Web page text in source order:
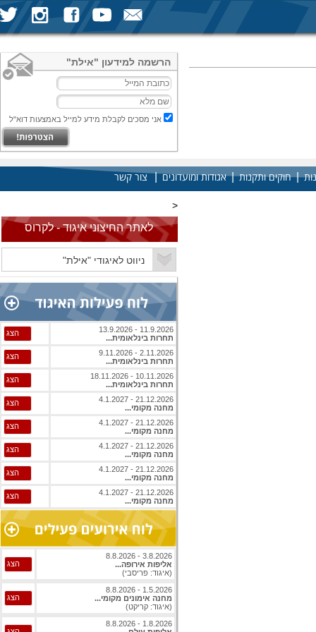
הרשמה למידעון "אילת"
אני מסכים לקבלת מידע למייל באמצעות דוא"ל
|חוקים ותקנות|אגודות ומועדונים| צור קשר
<
לאתר החיצוני איגוד - לקרוס
11.9.2026 - 13.9.2026
תחרות בינלאומית...
הצג
2.11.2026 - 9.11.2026
תחרות בינלאומית...
הצג
10.11.2026 - 18.11.2026
תחרות בינלאומית...
הצג
21.12.2026 - 4.1.2027
מחנה מקומי...
הצג
21.12.2026 - 4.1.2027
מחנה מקומי...
הצג
21.12.2026 - 4.1.2027
מחנה מקומי...
הצג
21.12.2026 - 4.1.2027
מחנה מקומי...
הצג
21.12.2026 - 4.1.2027
מחנה מקומי...
הצג
3.8.2026 - 8.8.2026
אליפות אירופה...
(איגוד: פריסבי)
הצג
1.5.2026 - 8.8.2026
מחנה אימונים מקומי...
(איגוד: קריקט)
הצג
1.8.2026 - 8.8.2026